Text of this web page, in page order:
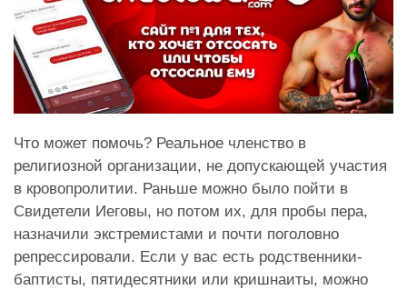
Что может помочь? Реальное членство в
религиозной организации, не допускающей участия
в кровопролитии. Раньше можно было пойти в
Свидетели Иеговы, но потом их, для пробы пера,
назначили экстремистами и почти поголовно
репрессировали. Если у вас есть родственники-
баптисты, пятидесятники или кришнаиты, можно